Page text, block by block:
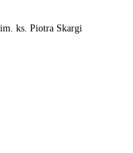
ks. Piotra Skargi